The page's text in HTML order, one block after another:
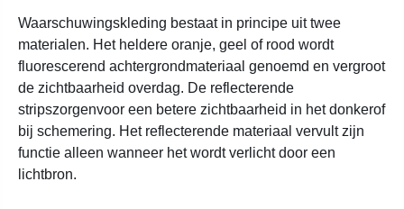
Waarschuwingskleding bestaat in principe uit twee
materialen. Het heldere oranje, geel of rood wordt
fluorescerend achtergrondmateriaal genoemd en vergroot
de zichtbaarheid overdag. De reflecterende
stripszorgenvoor een betere zichtbaarheid in het donkerof
bij schemering. Het reflecterende materiaal vervult zijn
functie alleen wanneer het wordt verlicht door een
lichtbron.